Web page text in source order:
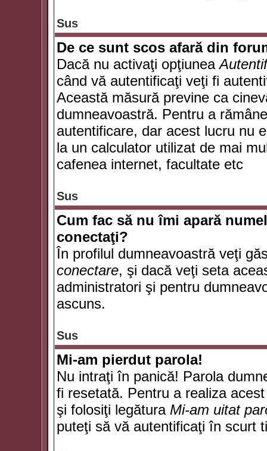
Sus
De ce sunt scos afară din
Dacă nu activaţi opţiunea
când vă autentificaţi veţi fi
Această măsură previne ca
dumneavoastră. Pentru a
autentificare, dar acest lucru nu
la un calculator utilizat de mai
cafenea internet, facultate etc
Sus
Cum fac să nu îmi apară
conectaţi?
În profilul dumneavoastră veţi
conectare, şi dacă veţi seta
administratori şi pentru
ascuns.
Sus
Mi-am pierdut parola!
Nu intraţi în panică! Parola
fi resetată. Pentru a realiza
şi folosiţi legătura Mi-am uitat
puteţi să vă autentificaţi în scurt